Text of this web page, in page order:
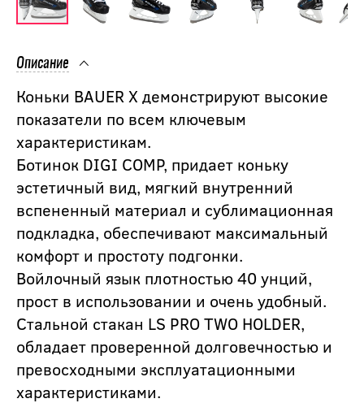
Описание
Коньки BAUER X демонстрируют высокие
показатели по всем ключевым
характеристикам.
Ботинок DIGI COMP, придает коньку
эстетичный вид, мягкий внутренний
вспененный материал и сублимационная
подкладка, обеспечивают максимальный
комфорт и простоту подгонки.
Войлочный язык плотностью 40 унций,
прост в использовании и очень удобный.
Стальной стакан LS PRO TWO HOLDER,
обладает проверенной долговечностью и
превосходными эксплуатационными
характеристиками.